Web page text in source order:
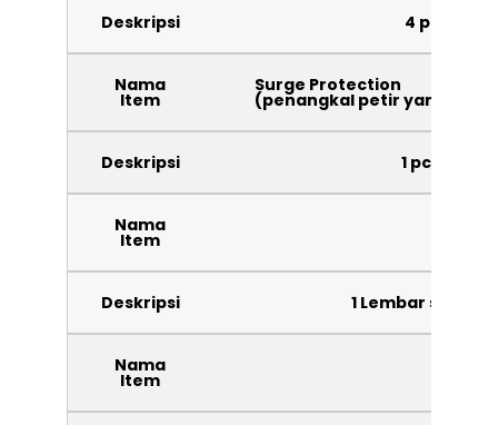
Deskripsi 4 pcs
Nama
Item
Surge Protection
(penangkal petir yang
Deskripsi 1 pcs
Nama
Item
Deskripsi 1 Lembar
Nama
Item